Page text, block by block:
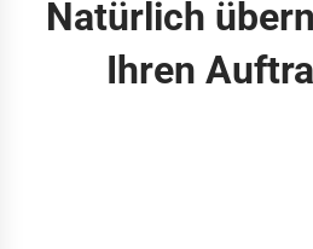
Natürlich
Ihren